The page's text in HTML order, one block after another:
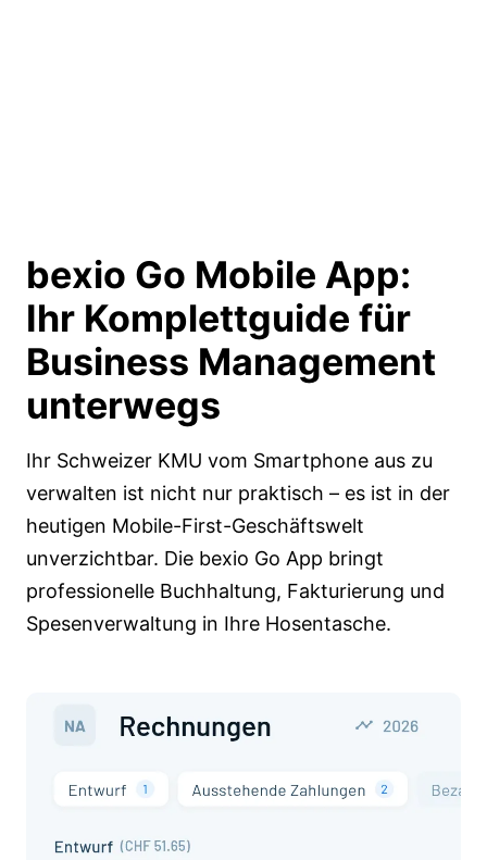
bexio Go Mobile App:
Ihr Komplettguide für
Business Management
unterwegs
Ihr Schweizer KMU vom Smartphone aus zu
verwalten ist nicht nur praktisch – es ist in der
heutigen Mobile-First-Geschäftswelt
unverzichtbar. Die bexio Go App bringt
professionelle Buchhaltung, Fakturierung und
Spesenverwaltung in Ihre Hosentasche.